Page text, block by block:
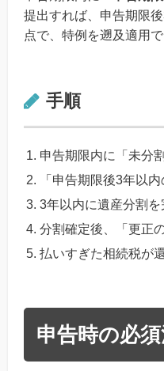
提出すれば、申告期限
点で、特例を遡及適用で
手順
申告期限内に「未分
「申告期限後3年以
3年以内に遺産分割を
分割確定後、「更正
払いすぎた相続税が
申告時の必